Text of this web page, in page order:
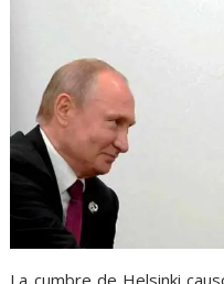
La cumbre de Helsinki